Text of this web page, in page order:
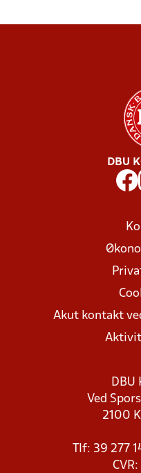
DBU
Akut kontakt
DBU
Ved
2100
Tlf: 39 277